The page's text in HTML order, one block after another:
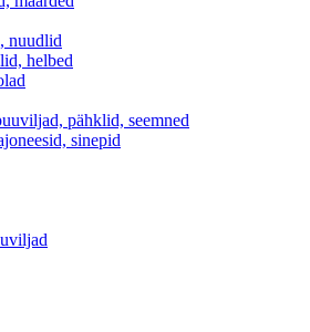
nuudlid
helbed
pähklid, seemned
sinepid